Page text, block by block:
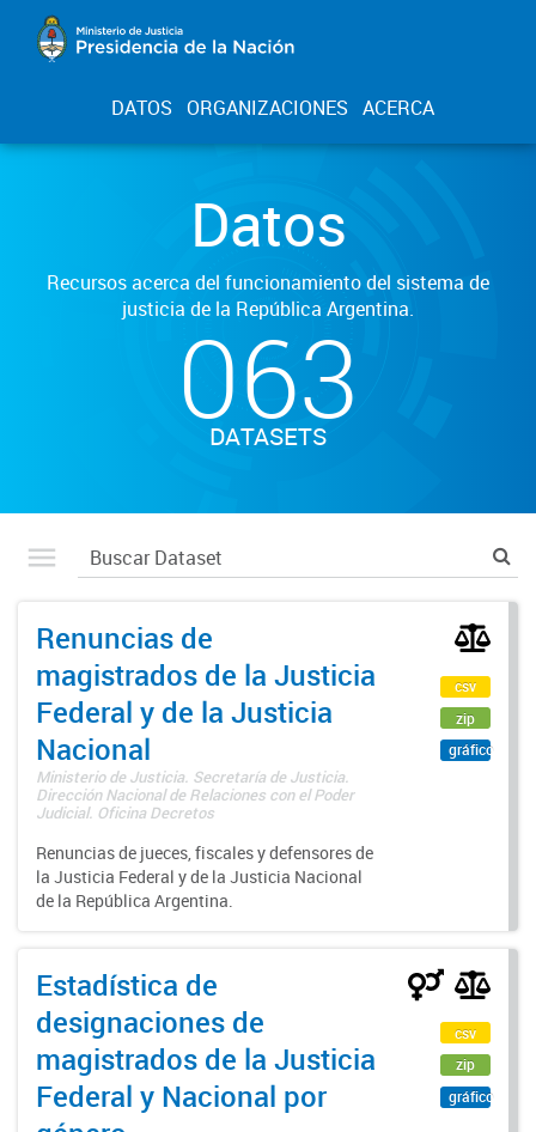
DATOS ORGANIZACIONES ACERCA
Datos
Recursos acerca del funcionamiento del sistema de
justicia de la República Argentina.
063
DATASETS
Renuncias de
magistrados de la Justicia
Federal y de la Justicia
Nacional
Ministerio de Justicia. Secretaría de Justicia.
Dirección Nacional de Relaciones con el Poder
Judicial. Oficina Decretos
Renuncias de jueces, fiscales y defensores de
la Justicia Federal y de la Justicia Nacional
de la República Argentina.
csv
zip
gráfico
Estadística de
designaciones de
magistrados de la Justicia
Federal y Nacional por
csv
zip
gráfico